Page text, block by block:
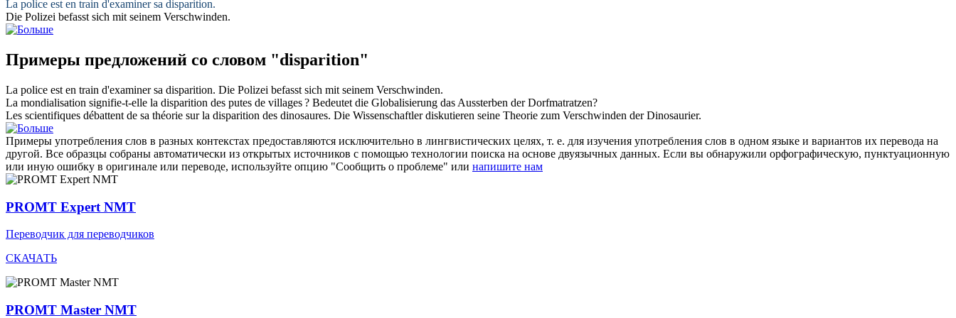
La police est en train d'examiner sa disparition.
Die Polizei befasst sich mit seinem Verschwinden.
Примеры предложений со словом "disparition"
La police est en train d'examiner sa disparition. Die Polizei befasst sich mit seinem Verschwinden.
La mondialisation signifie-t-elle la disparition des putes de villages ? Bedeutet die Globalisierung das Aussterben der Dorfmatratzen?
Les scientifiques débattent de sa théorie sur la disparition des dinosaures. Die Wissenschaftler diskutieren seine Theorie zum Verschwinden der Dinosaurier.
Примеры употребления слов в разных контекстах предоставляются исключительно в лингвистических целях, т. е. для изучения употребления слов в одном языке и вариантов их перевода на
другой. Все образцы собраны автоматически из открытых источников с помощью технологии поиска на основе двуязычных данных. Если вы обнаружили орфографическую, пунктуационную
или иную ошибку в оригинале или переводе, используйте опцию "Сообщить о проблеме" или напишите нам
PROMT Expert NMT
Переводчик для переводчиков
СКАЧАТЬ
PROMT Master NMT